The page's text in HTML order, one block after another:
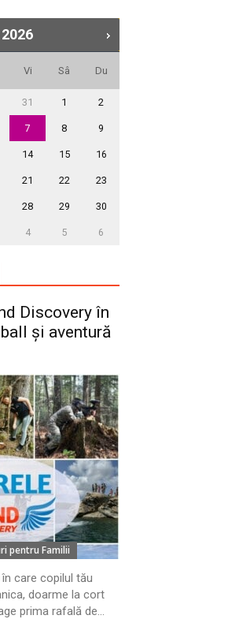
2026
Vi Sâ Du
31 1 2
7 8 9
14 15 16
21 22 23
28 29 30
4 5 6
Discovery în
și aventură
pentru Familii
care copilul tău
doarme la cort
prima rafală de...